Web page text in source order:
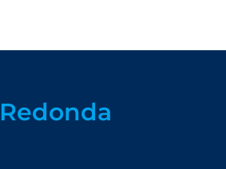
Redonda